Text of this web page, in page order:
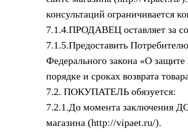
консультаций ограничивается
7.1.4.ПРОДАВЕЦ оставляет за
7.1.5.Предоставить
Федерального закона «О
порядке и сроках возврата
7.2. ПОКУПАТЕЛЬ обязуется:
7.2.1.До момента заключения
магазина (http://vipaet.ru/).